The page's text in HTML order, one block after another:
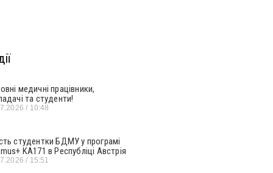
медичні працівники,
та студенти!
10:48
студентки БДМУ у програмі
KA171 в Республіці Австрія
15:51